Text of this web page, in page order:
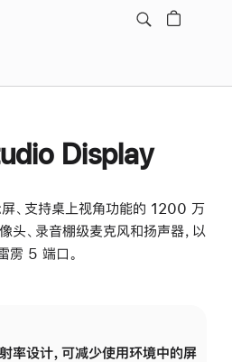
Display
、支持桌上视角功能的 1200 万
、录音棚级麦克风和扬声器，以
雳 5 端口。
率设计，可减少使用环境中的屏